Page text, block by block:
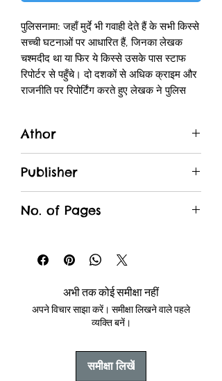
पुलिसनामा: जहाँ मुर्दे भी गवाही देते हैं के सभी किस्से
सच्ची घटनाओं पर आधारित हैं, जिनका लेखक
चश्मदीद था या फिर ये किस्से उसके पास स्टाफ
रिपोर्टर से पहुँचे। दो दशकों से अधिक क्राइम और
राजनीति पर रिपोर्टिंग करते हुए लेखक ने पुलिस
समाज को अपराध-मुक्त रखने की ज़िम्मेदारी में
कभी अजीबोगरीब घटनाएँ, मजेदार वाकयात और
कभी-कभी एनकाउंटर भी हो जाते हैं। इन
की तरह देखना-समझना नहीं भूलते और यही बात
2002 से लगातार पत्रकार के रूप में काम कर रहे
टाइम्स, राज्यसभा टीवी, टीवी9, ईटीवी, नेशनल
हैराल्ड में काम किया है। मुख्यतः उन्होंने क्राइम
बीट और राजनीति को कवर किया है। यह उनकी
Athor
Publisher
No. of Pages
अभी तक कोई समीक्षा नहीं
अपने विचार साझा करें। समीक्षा लिखने वाले पहले
व्यक्ति बनें।
समीक्षा लिखें